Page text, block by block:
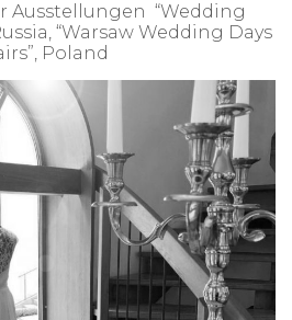
Ausstellungen “Wedding
“Warsaw Wedding Days
Poland